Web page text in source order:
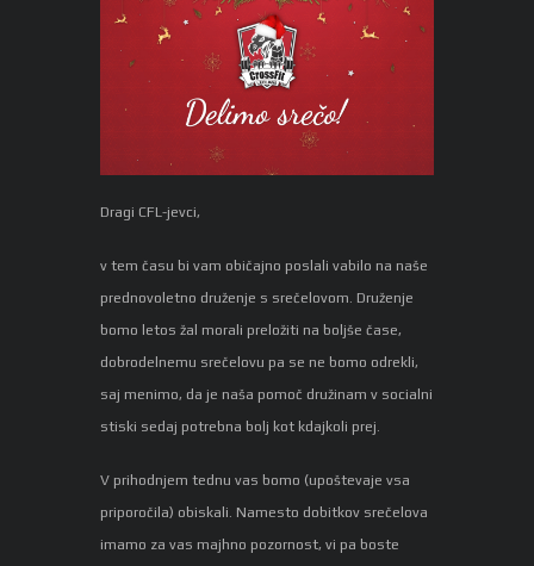
Dragi CFL-jevci,
v tem času bi vam običajno poslali vabilo na naše
prednovoletno druženje s srečelovom. Druženje
bomo letos žal morali preložiti na boljše čase,
dobrodelnemu srečelovu pa se ne bomo odrekli,
saj menimo, da je naša pomoč družinam v socialni
stiski sedaj potrebna bolj kot kdajkoli prej.
V prihodnjem tednu vas bomo (upoštevaje vsa
priporočila) obiskali. Namesto dobitkov srečelova
imamo za vas majhno pozornost, vi pa boste